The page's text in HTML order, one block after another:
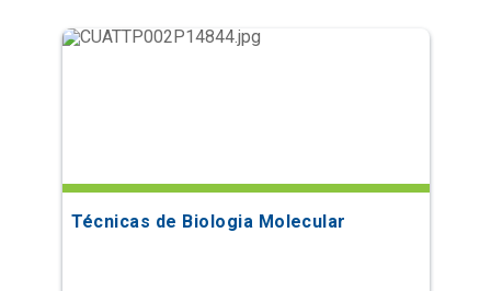
Técnicas de Biologia Molecular